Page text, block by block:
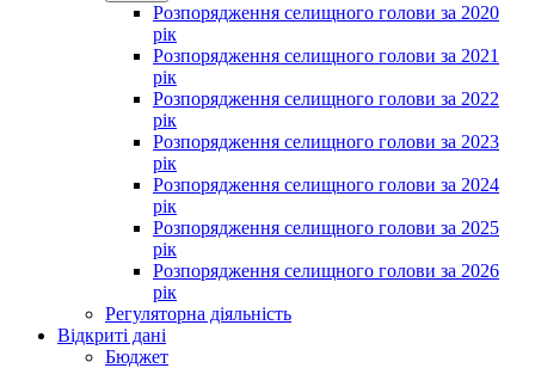
Розпорядження селищного голови за 2020
рік
Розпорядження селищного голови за 2021
рік
Розпорядження селищного голови за 2022
рік
Розпорядження селищного голови за 2023
рік
Розпорядження селищного голови за 2024
рік
Розпорядження селищного голови за 2025
рік
Розпорядження селищного голови за 2026
рік
Регуляторна діяльність
Відкриті дані
Бюджет